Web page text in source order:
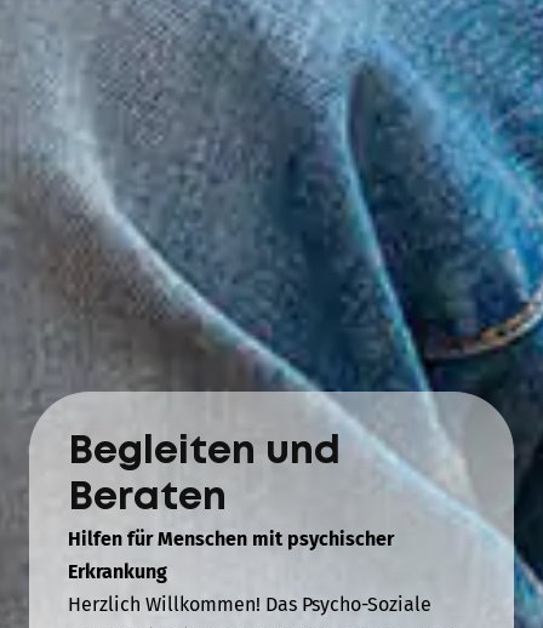
Begleiten und
Beraten
Hilfen für Menschen mit psychischer
Erkrankung
Herzlich Willkommen! Das Psycho-Soziale